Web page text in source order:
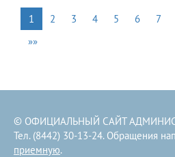
1 2 3 4 5 6 7
»»
© ОФИЦИАЛЬНЫЙ САЙТ
Тел. (8442) 30-13-24. Обращения
приемную.